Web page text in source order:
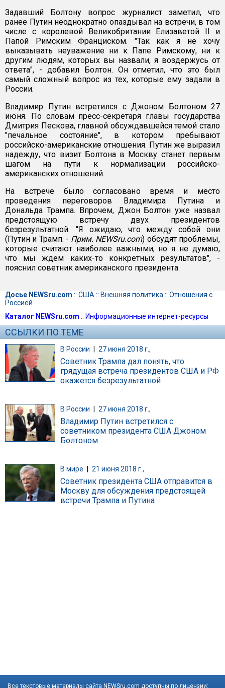
Задавший Болтону вопрос журналист заметил, что
ранее Путин неоднократно опаздывал на встречи, в том
числе с королевой Великобритании Елизаветой II и
Папой Римским Франциском. "Так как я не хочу
выказывать неуважение ни к Папе Римскому, ни к
другим людям, которых вы назвали, я воздержусь от
ответа", - добавил Болтон. Он отметил, что это был
самый сложный вопрос из тех, которые ему задали в
России.
Владимир Путин встретился с Джоном Болтоном 27
июня. По словам пресс-секретаря главы государства
Дмитрия Пескова, главной обсуждавшейся темой стало
"печальное состояние", в котором пребывают
российско-американские отношения. Путин же выразил
надежду, что визит Болтона в Москву станет первым
шагом на пути к нормализации российско-
американских отношений.
На встрече было согласовано время и место
проведения переговоров Владимира Путина и
Дональда Трампа. Впрочем, Джон Болтон уже назвал
предстоящую встречу двух президентов
безрезультатной. "Я ожидаю, что между собой они
(Путин и Трамп. - Прим. NEWSru.com) обсудят проблемы,
которые считают наиболее важными, но я не думаю,
что мы ждем каких-то конкретных результатов", -
пояснил советник американского президента.
Досье NEWSru.com :: США :: Внешняя политика :: Отношения с
Россией
Каталог NEWSru.com :: Информационные интернет-ресурсы
ССЫЛКИ ПО ТЕМЕ
В России | 27 июня 2018 г.,
Советник Трампа дал понять, что
грядущая встреча президентов США и РФ
окажется безрезультатной
В России 27 июня 2018 г.,
Владимир Путин встретился с
советником президента США Джоном
Болтоном
В мире 21 июня 2018 г.,
Советник президента США отправится в
Москву для обсуждения предстоящей
встречи Трампа и Путина
Все текстовые материалы сайта NEWSru.com доступны по лицензии: